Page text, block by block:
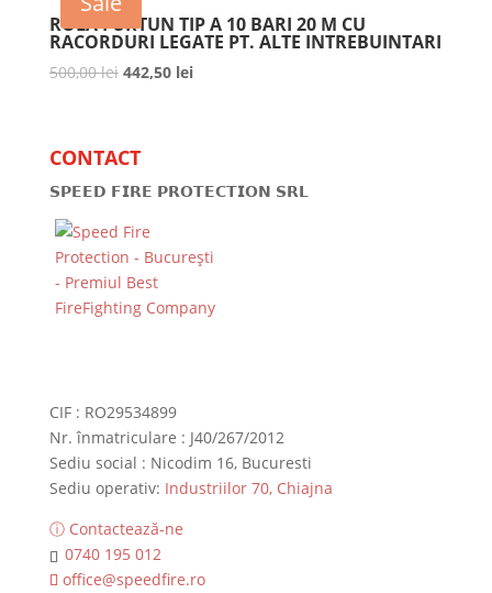
ROLA FURTUN TIP A 10 BARI 20 M CU
RACORDURI LEGATE PT. ALTE INTREBUINTARI
500,00lei Prețul
fost:
442,50 leiPrețul
CONTACT
𝗦𝗣𝗘𝗘𝗗 𝗙𝗜𝗥𝗘 𝗣𝗥𝗢𝗧𝗘𝗖𝗧𝗜𝗢𝗡 𝗦𝗥𝗟
CIF : RO29534899
Nr. înmatriculare : J40/267/2012
Sediu social : Nicodim 16, Bucuresti
Sediu operativ: Industriilor 70, Chiajna
ⓘ Contactează-ne
0740 195 012
office@speedfire.ro